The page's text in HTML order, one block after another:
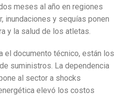
meses al año en regiones
inundaciones y sequías ponen
y la salud de los atletas.
el documento técnico, están los
suministros. La dependencia
al sector a shocks
elevó los costos